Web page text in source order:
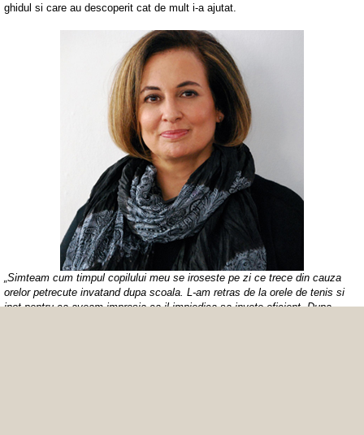
ghidul si care au descoperit cat de mult i-a ajutat.
„Simteam cum timpul copilului meu se iroseste pe zi ce trece din cauza
orelor petrecute invatand dupa scoala. L-am retras de la orele de tenis si
inot pentru ca aveam impresia ca il impiedica sa invete eficient. Dupa